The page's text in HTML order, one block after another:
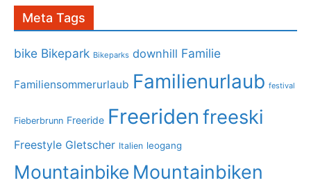
Meta Tags
bike Bikepark Bikeparks downhill Familie
Familiensommerurlaub Familienurlaub festival
Fieberbrunn Freeride Freeriden freeski
Freestyle Gletscher Italien leogang
Mountainbike Mountainbiken